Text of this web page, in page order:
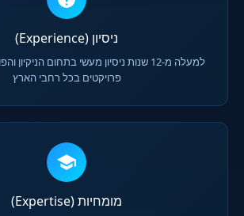
ניסיון (Experience)
למעלה מ-12 שנות ניסיון מעשי בתחום
פרויקטים בכל רחבי הארץ
מומחיות (Expertise)